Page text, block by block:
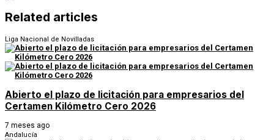
Related articles
Liga Nacional de Novilladas
Abierto el plazo de licitación para empresarios del
Certamen Kilómetro Cero 2026
7 meses ago
Andalucía